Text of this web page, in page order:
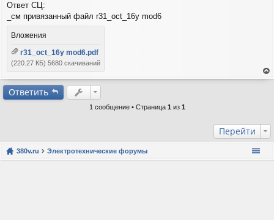
Ответ СЦ:
_см привязанный файл r31_oct_16y mod6
Вложения
r31_oct_16y mod6.pdf
(220.27 КБ) 5680 скачиваний
ер
на
Ответить
1 сообщение • Страница 1 из 1
Перейти
380v.ru Электротехнические форумы